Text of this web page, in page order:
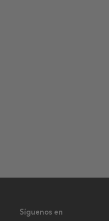
Síguenos en